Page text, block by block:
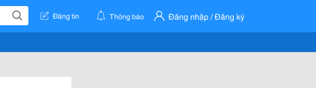
Đăng tin Thông báo Đăng nhập / Đăng ký